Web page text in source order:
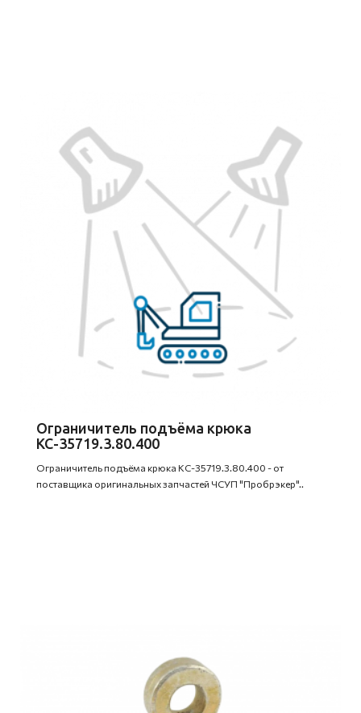
Ограничитель подъёма крюка
КС-35719.3.80.400
Ограничитель подъёма крюка КС-35719.3.80.400 - от
поставщика оригинальных запчастей ЧСУП "Пробрэкер"..